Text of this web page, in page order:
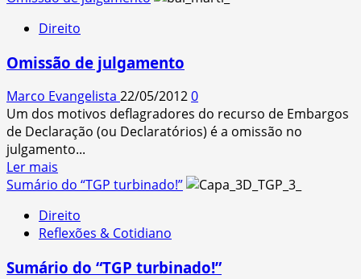
Minha
peça
–
a
experiência
Direito
Omissão de julgamento
Marco Evangelista 22/05/20120
Um dos motivos deflagradores do recurso de Embargos
de Declaração (ou Declaratórios) é a omissão no
julgamento...
Ler mais
more
Omissão
de
Sumário do “TGP turbinado!”
Direito
Reflexões & Cotidiano
Sumário do “TGP turbinado!”